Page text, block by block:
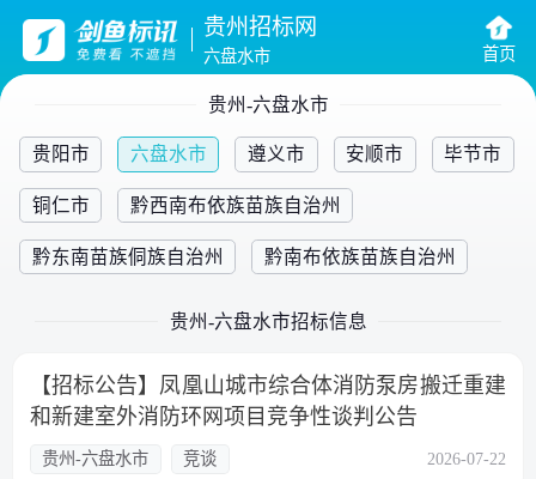
贵州招标网
六盘水市 首页
贵州-六盘水市
贵阳市 六盘水市 遵义市 安顺市 毕节市
铜仁市 黔西南布依族苗族自治州
黔东南苗族侗族自治州 黔南布依族苗族自治州
贵州-六盘水市招标信息
【招标公告】凤凰山城市综合体消防泵房搬迁重建
和新建室外消防环网项目竞争性谈判公告
贵州-六盘水市 竞谈 2026-07-22